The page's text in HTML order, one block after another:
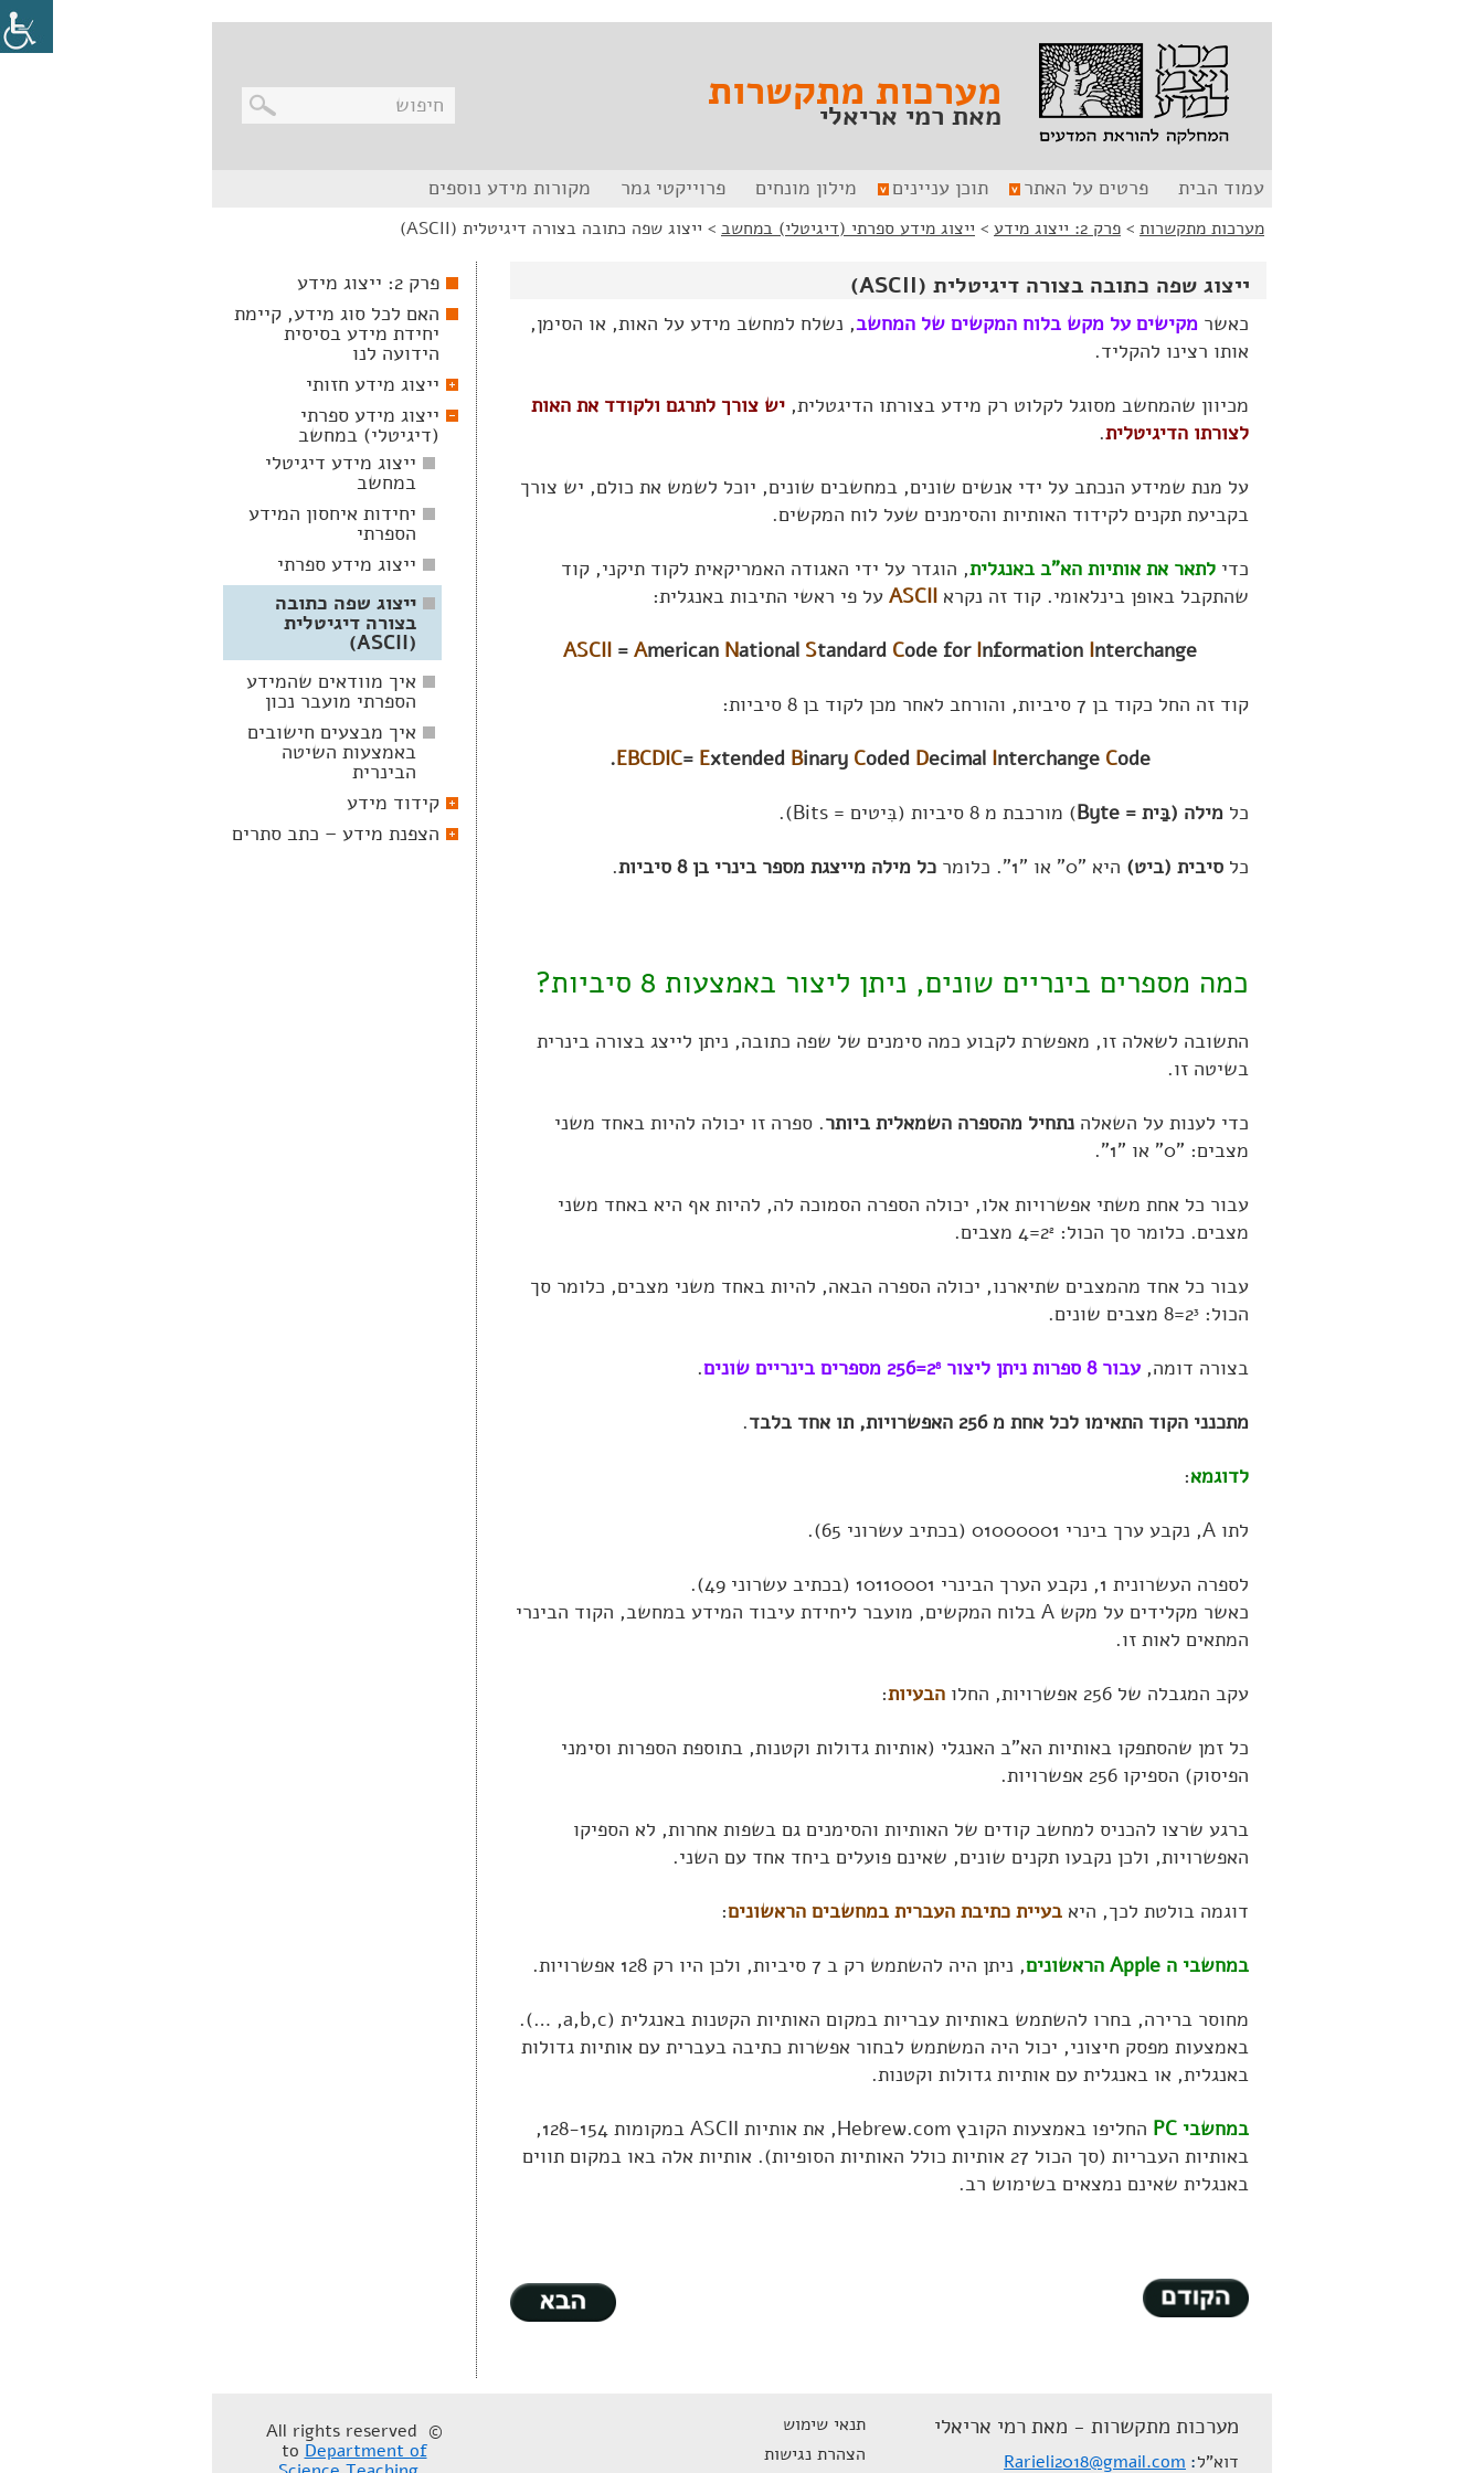
מערכות מתקשרות
מאת רמי אריאלי
עמוד הבית פרטים על האתר תוכן עניינים מילון מונחים פרוייקטי גמר מקורות מידע נוספים
מערכות מתקשרות > פרק 2: ייצוג מידע > ייצוג מידע ספרתי (דיגיטלי) במחשב > ייצוג שפה כתובה בצורה דיגיטלית (ASCII)
ייצוג שפה כתובה בצורה דיגיטלית (ASCII)
כאשר מקישים על מקש בלוח המקשים של המחשב, נשלח למחשב מידע על האות, או הסימן,
אותו רצינו להקליד.
מכיוון שהמחשב מסוגל לקלוט רק מידע בצורתו הדיגטלית, יש צורך לתרגם ולקודד את האות
לצורתו הדיגיטלית.
על מנת שמידע הנכתב על ידי אנשים שונים, במחשבים שונים, יוכל לשמש את כולם, יש צורך
בקביעת תקנים לקידוד האותיות והסימנים שעל לוח המקשים.
כדי לתאר את אותיות הא"ב באנגלית, הוגדר על ידי האגודה האמריקאית לקוד תיקני, קוד
שהתקבל באופן בינלאומי. קוד זה נקרא ASCII על פי ראשי התיבות באנגלית:
ASCII= American National Standard Code for Information Interchange
קוד זה החל כקוד בן 7 סיביות, והורחב לאחר מכן לקוד בן 8 סיביות:
EBCDIC= Extended Binary Coded Decimal Interchange Code.
כל מילה (בַּית = Byte ) מורכבת מ 8 סיביות (בִּיטים = Bits).
כל סיבית (ביט) היא "0" או "1". כלומר כל מילה מייצגת מספר בינרי בן 8 סיביות .
כמה מספרים בינריים שונים, ניתן ליצור באמצעות 8 סיביות?
התשובה לשאלה זו, מאפשרת לקבוע כמה סימנים של שפה כתובה, ניתן לייצג בצורה בינרית
בשיטה זו.
כדי לענות על השאלה נתחיל מהספרה השמאלית ביותר. ספרה זו יכולה להיות באחד משני
מצבים: "0" או "1".
עבור כל אחת משתי אפשרויות אלו, יכולה הספרה הסמוכה לה, להיות אף היא באחד משני
מצבים. כלומר סך הכול: 2 2 =4 מצבים.
עבור כל אחד מהמצבים שתיארנו, יכולה הספרה הבאה, להיות באחד משני מצבים, כלומר סך
הכול: 2 3 =8 מצבים שונים.
בצורה דומה, עבור 8 ספרות ניתן ליצור 2 8 =256 מספרים בינריים שונים .
מתכנני הקוד התאימו לכל אחת מ 256 האפשרויות, תו אחד בלבד .
לדוגמא:
לתו A, נקבע ערך בינרי 01000001 (בכתיב עשרוני 65).
לספרה העשרונית 1, נקבע הערך הבינרי 10110001 (בכתיב עשרוני 49).
כאשר מקלידים על מקש A בלוח המקשים, מועבר ליחידת עיבוד המידע במחשב, הקוד הבינרי
המתאים לאות זו.
עקב המגבלה של 256 אפשרויות, החלו הבעיות:
כל זמן שהסתפקו באותיות הא"ב האנגלי (אותיות גדולות וקטנות, בתוספת הספרות וסימני
הפיסוק) הספיקו 256 אפשרויות.
ברגע שרצו להכניס למחשב קודים של האותיות והסימנים גם בשפות אחרות, לא הספיקו
האפשרויות, ולכן נקבעו תקנים שונים, שאינם פועלים ביחד אחד עם השני.
דוגמה בולטת לכך, היא בעיית כתיבת העברית במחשבים הראשונים:
במחשבי ה Apple הראשונים , ניתן היה להשתמש רק ב 7 סיביות, ולכן היו רק 128 אפשרויות.
מחוסר ברירה, בחרו להשתמש באותיות עבריות במקום האותיות הקטנות באנגלית (a,b,c, …).
באמצעות מפסק חיצוני, יכול היה המשתמש לבחור אפשרות כתיבה בעברית עם אותיות גדולות
באנגלית, או באנגלית עם אותיות גדולות וקטנות.
במחשבי PC
החליפו באמצעות הקובץ Hebrew.com, את אותיות ASCII במקומות 128-154,
באותיות העבריות (סך הכול 27 אותיות כולל האותיות הסופיות). אותיות אלה באו במקום תווים
באנגלית שאינם נמצאים בשימוש רב.
פרק 2: ייצוג מידע
האם לכל סוג מידע, קיימת
יחידת מידע בסיסית
הידועה לנו
ייצוג מידע חזותי
ייצוג מידע ספרתי
(דיגיטלי) במחשב
ייצוג מידע דיגיטלי
במחשב
יחידות איחסון המידע
הספרתי
ייצוג מידע ספרתי
ייצוג שפה כתובה
בצורה דיגיטלית
(ASCII)
איך מוודאים שהמידע
הספרתי מועבר נכון
איך מבצעים חישובים
באמצעות השיטה
הבינרית
קידוד מידע
הצפנת מידע – כתב סתרים
מערכות מתקשרות - מאת רמי אריאלי
דוא"ל Rarieli2018@gmail.com
תנאי שימוש
הצהרת נגישות
© All rights reserved
to Department of